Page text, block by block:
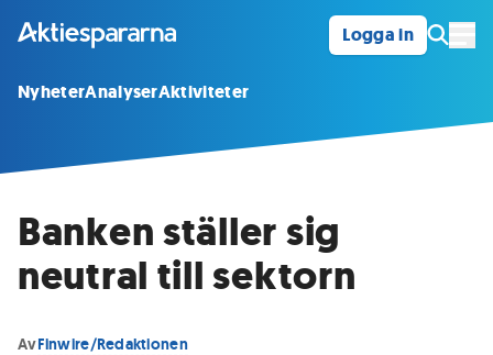
Logga in
NyheterAnalyserAktiviteter
Banken ställer sig
neutral till sektorn
AvFinwire/Redaktionen